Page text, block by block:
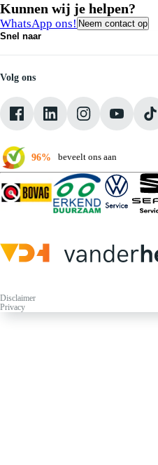
Kunnen wij je helpen?
WhatsApp ons! Neem contact op
Snel naar
Medewerkers
Onze servicebeloften
Pechhulp
Klantbeoordelingen
Verkoopvoorwaarden
Volg ons
96% beveelt ons aan
Disclaimer
Privacy